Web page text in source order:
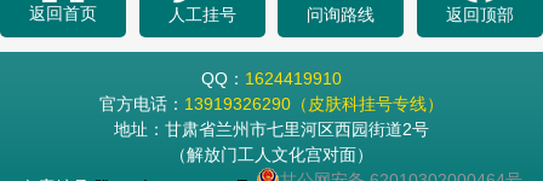
返回首页 人工挂号 问询路线 返回顶部
QQ： 1624419910
官方电话： 13919326290（皮肤科挂号专线）
地址：甘肃省兰州市七里河区西园街道2号
（解放门工人文化宫对面）